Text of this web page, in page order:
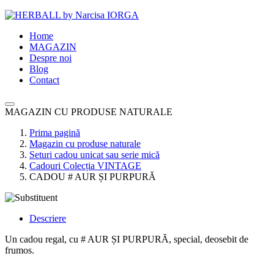
Home
MAGAZIN
Despre noi
Blog
Contact
MAGAZIN CU PRODUSE NATURALE
Prima pagină
Magazin cu produse naturale
Seturi cadou unicat sau serie mică
Cadouri Colecția VINTAGE
CADOU # AUR ȘI PURPURĂ
Descriere
Un cadou regal, cu # AUR ȘI PURPURĂ, special, deosebit de
frumos.